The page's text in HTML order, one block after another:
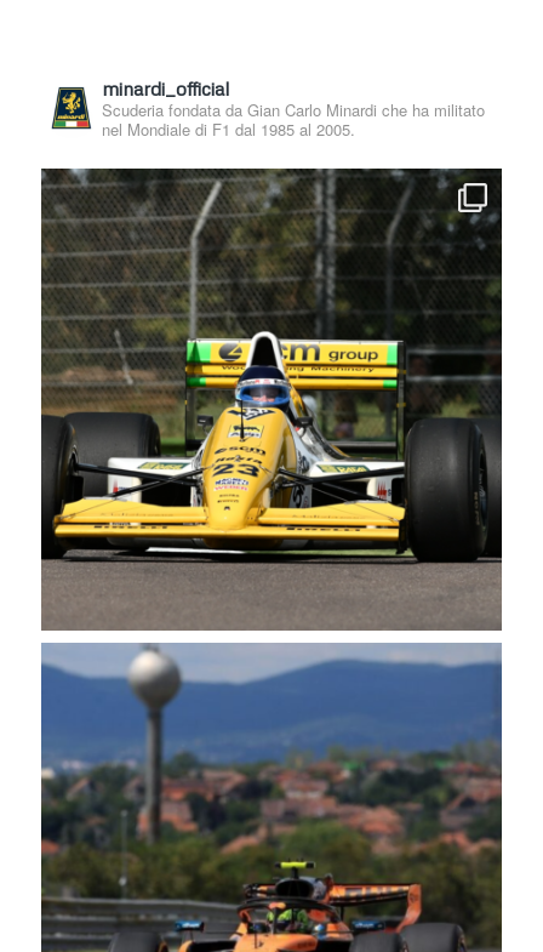
minardi_official
Scuderia fondata da Gian Carlo Minardi che ha militato
nel Mondiale di F1 dal 1985 al 2005.